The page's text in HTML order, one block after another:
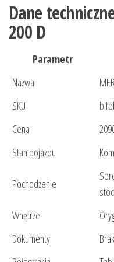
Dane
200 D
Parametr
Nazwa
SKU
Cena
Stan pojazdu
Pochodzenie
Wnętrze
Dokumenty